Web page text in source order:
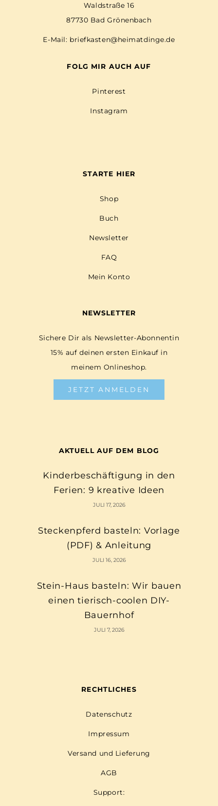
Waldstraße 16
87730 Bad Grönenbach
E-Mail: briefkasten@heimatdinge.de
FOLG MIR AUCH AUF
Pinterest
Instagram
STARTE HIER
Shop
Buch
Newsletter
FAQ
Mein Konto
NEWSLETTER
Sichere Dir als Newsletter-Abonnentin
15% auf deinen ersten Einkauf in
meinem Onlineshop.
JETZT ANMELDEN
AKTUELL AUF DEM BLOG
Kinderbeschäftigung in den
Ferien: 9 kreative Ideen
JULI 17, 2026
Steckenpferd basteln: Vorlage
(PDF) & Anleitung
JULI 16, 2026
Stein-Haus basteln: Wir bauen
einen tierisch-coolen DIY-
Bauernhof
JULI 7, 2026
RECHTLICHES
Datenschutz
Impressum
Versand und Lieferung
AGB
Support: